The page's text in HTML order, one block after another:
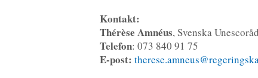
Kontakt:
Thérèse Amnéus, Svenska
Telefon: 073 840 91 75
E-post: